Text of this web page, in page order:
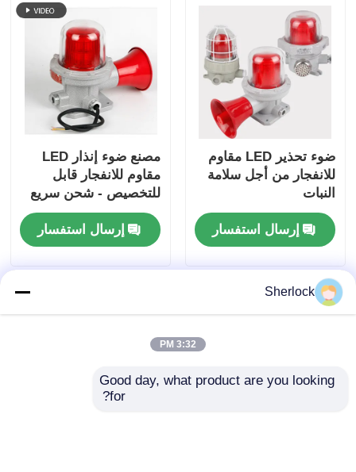
ضوء تحذير LED مقاوم
للانفجار من أجل سلامة
النبات
إرسال استفسار
مصنع ضوء إنذار LED
مقاوم للانفجار قابل
للتخصيص - شحن سريع
إرسال استفسار
Sherlock
3:32 PM
Good day, what product are you looking
for?